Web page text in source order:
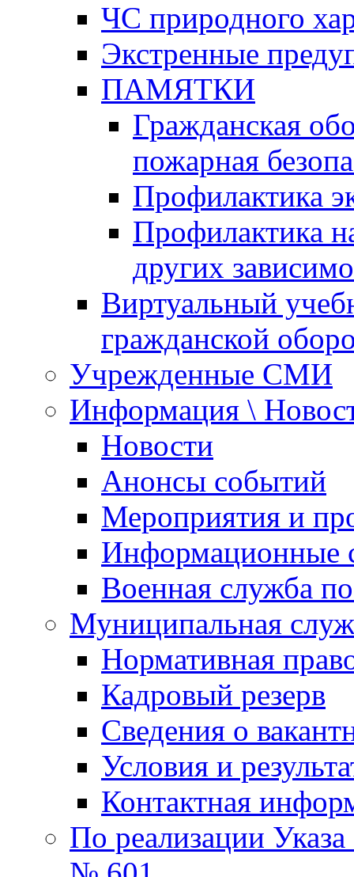
ЧС природного
Экстренные
ПАМЯТКИ
Гражданская
пожарная
Профилактика
Профилактика
других
Виртуальный
гражданской
Учрежденные СМИ
Информация \
Новости
Анонсы событий
Мероприятия и
Информационные
Военная служба
Муниципальная
Нормативная
Кадровый резерв
Сведения о
Условия и
Контактная
По реализации